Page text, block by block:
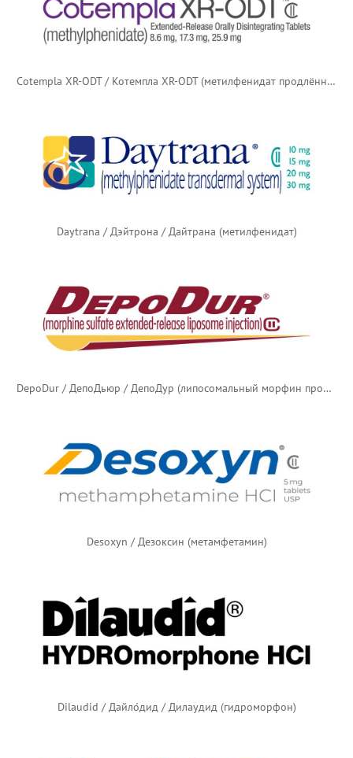
Cotempla XR-ODT / Котемпла XR-ODT (метилфенидат продлённого действия)
Daytrana / Дэйтрона / Дайтрана (метилфенидат)
DepoDur / ДепоДьюр / ДепоДур (липосомальный морфин продлённого действия)
Desoxyn / Дезоксин (метамфетамин)
Dilaudid / Дайло́дид / Дилаудид (гидроморфон)